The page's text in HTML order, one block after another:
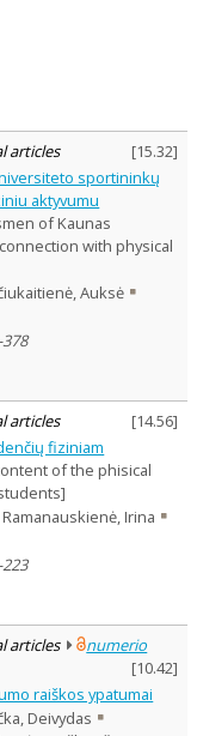
articles [15.32]
sportininkų
aktyvumu
of Kaunas
with physical
Auksė
articles [14.56]
fiziniam
of the phisical
Ramanauskienė, Irina
articles
numerio
[10.42]
raiškos ypatumai
Deivydas